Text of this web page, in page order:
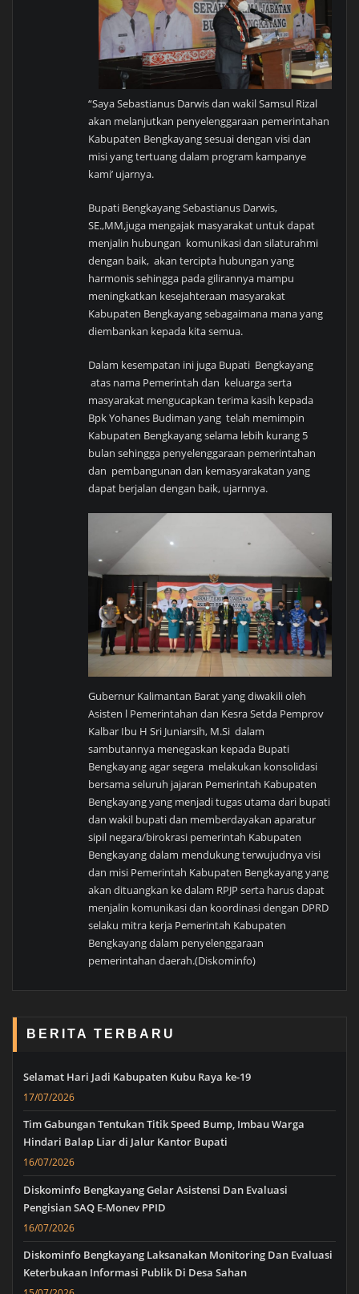
“Saya Sebastianus Darwis dan wakil Samsul Rizal
akan melanjutkan penyelenggaraan pemerintahan
Kabupaten Bengkayang sesuai dengan visi dan
misi yang tertuang dalam program kampanye
kami’ ujarnya.
Bupati Bengkayang Sebastianus Darwis,
SE.,MM,juga mengajak masyarakat untuk dapat
menjalin hubungan komunikasi dan silaturahmi
dengan baik, akan tercipta hubungan yang
harmonis sehingga pada gilirannya mampu
meningkatkan kesejahteraan masyarakat
Kabupaten Bengkayang sebagaimana mana yang
diembankan kepada kita semua.
Dalam kesempatan ini juga Bupati Bengkayang
atas nama Pemerintah dan keluarga serta
masyarakat mengucapkan terima kasih kepada
Bpk Yohanes Budiman yang telah memimpin
Kabupaten Bengkayang selama lebih kurang 5
bulan sehingga penyelenggaraan pemerintahan
dan pembangunan dan kemasyarakatan yang
dapat berjalan dengan baik, ujarnnya.
Gubernur Kalimantan Barat yang diwakili oleh
Asisten l Pemerintahan dan Kesra Setda Pemprov
Kalbar Ibu H Sri Juniarsih, M.Si dalam
sambutannya menegaskan kepada Bupati
Bengkayang agar segera melakukan konsolidasi
bersama seluruh jajaran Pemerintah Kabupaten
Bengkayang yang menjadi tugas utama dari bupati
dan wakil bupati dan memberdayakan aparatur
sipil negara/birokrasi pemerintah Kabupaten
Bengkayang dalam mendukung terwujudnya visi
dan misi Pemerintah Kabupaten Bengkayang yang
akan dituangkan ke dalam RPJP serta harus dapat
menjalin komunikasi dan koordinasi dengan DPRD
selaku mitra kerja Pemerintah Kabupaten
Bengkayang dalam penyelenggaraan
pemerintahan daerah.(Diskominfo)
BERITA TERBARU
Selamat Hari Jadi Kabupaten Kubu Raya ke-19
17/07/2026
Tim Gabungan Tentukan Titik Speed Bump, Imbau Warga
Hindari Balap Liar di Jalur Kantor Bupati
16/07/2026
Diskominfo Bengkayang Gelar Asistensi Dan Evaluasi
Pengisian SAQ E-Monev PPID
16/07/2026
Diskominfo Bengkayang Laksanakan Monitoring Dan Evaluasi
Keterbukaan Informasi Publik Di Desa Sahan